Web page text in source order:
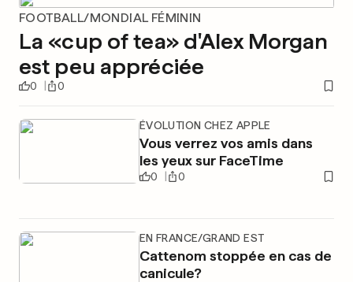
FOOTBALL/MONDIAL FÉMININ
La «cup of tea» d'Alex Morgan
est peu appréciée
0 0
ÉVOLUTION CHEZ APPLE
Vous verrez vos amis dans
les yeux sur FaceTime
0 0
EN FRANCE/GRAND EST
Cattenom stoppée en cas de
canicule?